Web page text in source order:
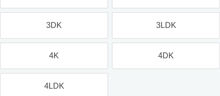
3DK 3LDK
4K 4DK
4LDK